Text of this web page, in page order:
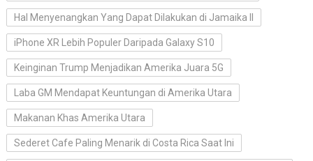
Hal Menyenangkan Yang Dapat Dilakukan di Jamaika II
iPhone XR Lebih Populer Daripada Galaxy S10
Keinginan Trump Menjadikan Amerika Juara 5G
Laba GM Mendapat Keuntungan di Amerika Utara
Makanan Khas Amerika Utara
Sederet Cafe Paling Menarik di Costa Rica Saat Ini